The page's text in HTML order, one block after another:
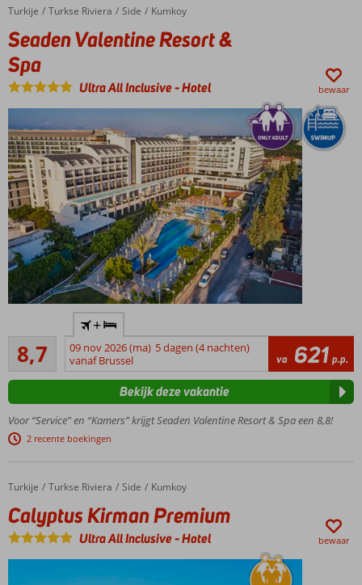
kinderfaciliteiten
Home
Turkije Turkse Riviera Side Kumkoy
Seaden Valentine Resort & Spa
Seaden Valentine Resort &
Spa
Ultra All Inclusive-Hotel bewaar
min.
leeftijd
16 jaar
vlak bij
het
strand
Een
Spa
8,7
Aanrader
204
beoordelingen
+
09 nov 2026 (ma) 5 dagen (4 nachten)
vanaf Brussel
va 621 p.p.
Voor “Service” en “Kamers” krijgt Seaden Valentine Resort & Spa een 8,8!
2 recente boekingen
Bekijk deze vakantie
Home
Turkije Turkse Riviera Side Kumkoy
Calyptus Kirman Premium
Calyptus Kirman Premium
Ultra All Inclusive-Hotel bewaar